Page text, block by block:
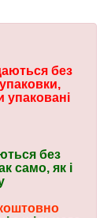
без
упаковані
без
само, як і